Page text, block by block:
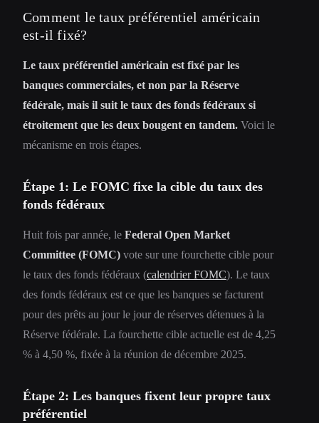
Comment le taux préférentiel américain
est-il fixé?
Le taux préférentiel américain est fixé par les
banques commerciales, et non par la Réserve
fédérale, mais il suit le taux des fonds fédéraux si
étroitement que les deux bougent en tandem. Voici le
mécanisme en trois étapes.
Étape 1: Le FOMC fixe la cible du taux des
fonds fédéraux
Huit fois par année, le Federal Open Market
Committee (FOMC) vote sur une fourchette cible pour
le taux des fonds fédéraux (calendrier FOMC). Le taux
des fonds fédéraux est ce que les banques se facturent
pour des prêts au jour le jour de réserves détenues à la
Réserve fédérale. La fourchette cible actuelle est de 4,25
% à 4,50 %, fixée à la réunion de décembre 2025.
Étape 2: Les banques fixent leur propre taux
préférentiel